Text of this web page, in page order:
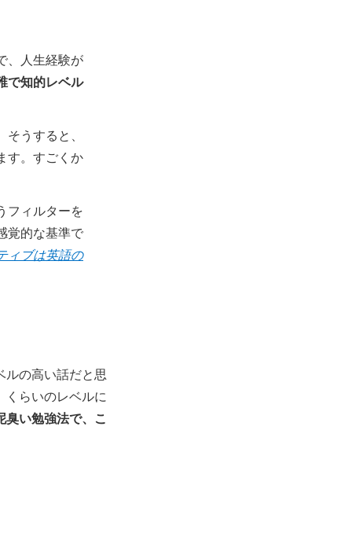
、人生経験が
で知的レベル
うすると、
す。すごくか
フィルターを
覚的な基準で
ィブは英語の
ルの高い話だと思
くらいのレベルに
臭い勉強法で、こ